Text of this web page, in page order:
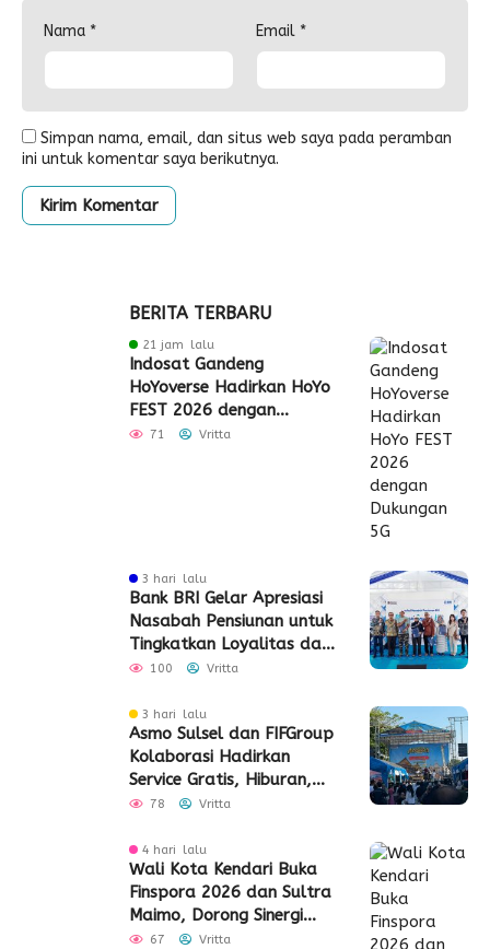
Nama * Email *
Simpan nama, email, dan situs web saya pada peramban
ini untuk komentar saya berikutnya.
BERITA TERBARU
21 jam lalu
Indosat Gandeng
HoYoverse Hadirkan HoYo
FEST 2026 dengan
Dukungan 5G
71 Vritta
3 hari lalu
Bank BRI Gelar Apresiasi
Nasabah Pensiunan untuk
Tingkatkan Loyalitas dan
Pengalaman Layanan
100 Vritta
3 hari lalu
Asmo Sulsel dan FIFGroup
Kolaborasi Hadirkan
Service Gratis, Hiburan,
hingga Penyaluran CSR
78 Vritta
4 hari lalu
Wali Kota Kendari Buka
Finspora 2026 dan Sultra
Maimo, Dorong Sinergi
Industri Keuangan
67 Vritta